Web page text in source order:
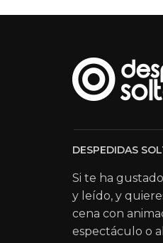
DESPEDIDAS
Si te ha
y leído, y
cena con
espectáculo o